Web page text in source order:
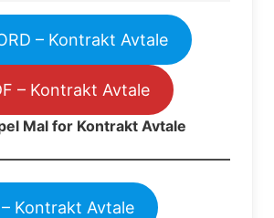
– Kontrakt Avtale
– Kontrakt Avtale
Mal for Kontrakt Avtale
– Kontrakt Avtale